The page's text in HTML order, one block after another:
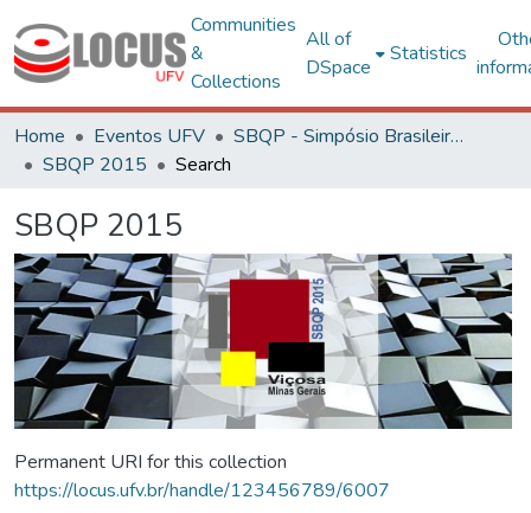
Communities
&
Collections
All of
DSpace
Statistics
Home Eventos UFV
SBQP - Simpósio Brasileiro de Qualidade do Projeto no Ambiente Construído
SBQP 2015
Search
SBQP 2015
Permanent URI for this collection
https://locus.ufv.br/handle/123456789/6007